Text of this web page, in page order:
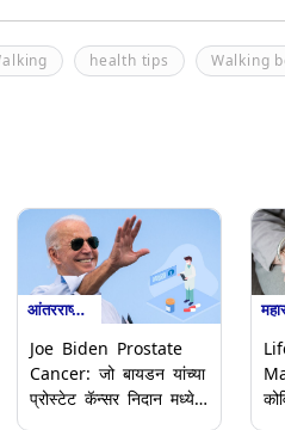
health tips Walking
आंतरराष्ट्रीय
Joe Biden Prostate
Cancer: जो बायडन यांच्या
प्रोस्टेट कॅन्सर निदान मध्ये